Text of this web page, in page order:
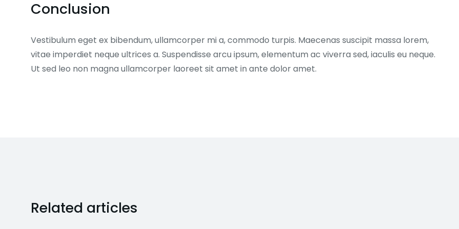
Conclusion
Vestibulum eget ex bibendum, ullamcorper mi a, commodo turpis. Maecenas suscipit massa lorem,
vitae imperdiet neque ultrices a. Suspendisse arcu ipsum, elementum ac viverra sed, iaculis eu neque.
Ut sed leo non magna ullamcorper laoreet sit amet in ante dolor amet.
Related articles